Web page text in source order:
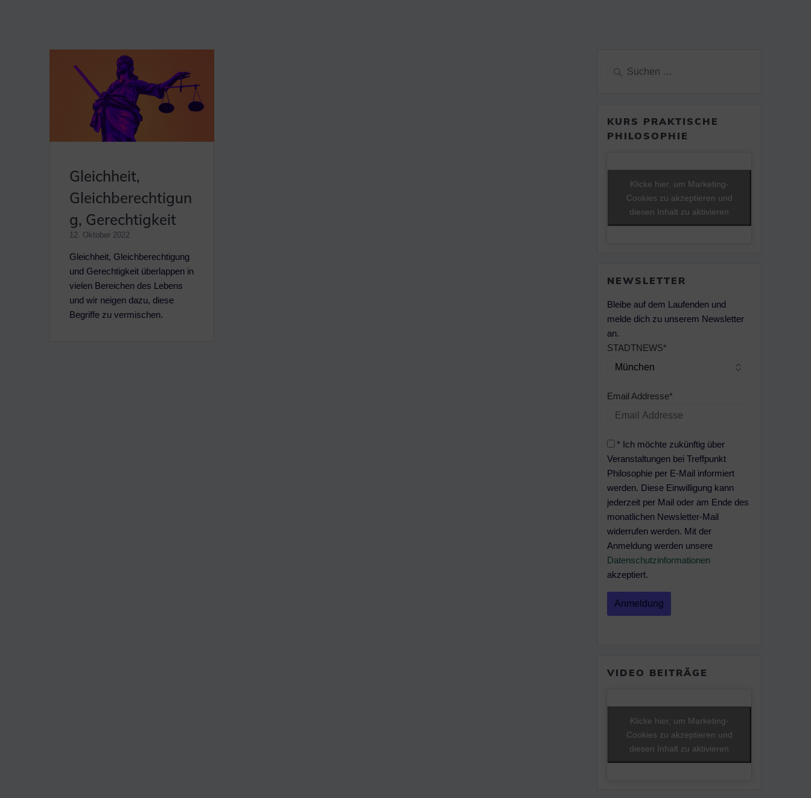
Gleichheit,
Gleichberechtigun
g, Gerechtigkeit
12. Oktober 2022
Gleichheit, Gleichberechtigung
und Gerechtigkeit überlappen in
vielen Bereichen des Lebens
und wir neigen dazu, diese
Begriffe zu vermischen.
Suche
KURS PRAKTISCHE
PHILOSOPHIE
Klicke hier, um Marketing-
Cookies zu akzeptieren und
diesen Inhalt zu aktivieren
NEWSLETTER
Bleibe auf dem Laufenden und
melde dich zu unserem Newsletter
an.
STADTNEWS*
Email Addresse*
* Ich möchte zukünftig über
Veranstaltungen bei Treffpunkt
Philosophie per E-Mail informiert
werden. Diese Einwilligung kann
jederzeit per Mail oder am Ende des
monatlichen Newsletter-Mail
widerrufen werden. Mit der
Anmeldung werden unsere
Datenschutzinformationen
akzeptiert.
VIDEO BEITRÄGE
Klicke hier, um Marketing-
Cookies zu akzeptieren und
diesen Inhalt zu aktivieren